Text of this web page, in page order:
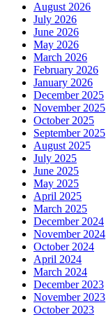
August 2026
July 2026
June 2026
May 2026
March 2026
February 2026
January 2026
December 2025
November 2025
October 2025
September 2025
August 2025
July 2025
June 2025
May 2025
April 2025
March 2025
December 2024
November 2024
October 2024
April 2024
March 2024
December 2023
November 2023
October 2023